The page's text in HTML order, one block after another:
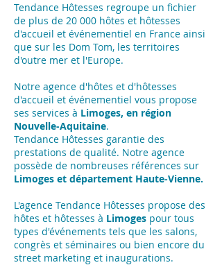
Tendance Hôtesses regroupe un fichier
de plus de 20 000 hôtes et hôtesses
d'accueil et événementiel en France ainsi
que sur les Dom Tom, les territoires
d'outre mer et l'Europe.
Notre agence d'hôtes et d'hôtesses
d'accueil et événementiel vous propose
ses services à Limoges, en région
Nouvelle-Aquitaine.
Tendance Hôtesses garantie des
prestations de qualité. Notre agence
possède de nombreuses références sur
Limoges et département Haute-Vienne.
L'agence Tendance Hôtesses propose des
hôtes et hôtesses à Limoges pour tous
types d'événements tels que les salons,
congrès et séminaires ou bien encore du
street marketing et inaugurations.